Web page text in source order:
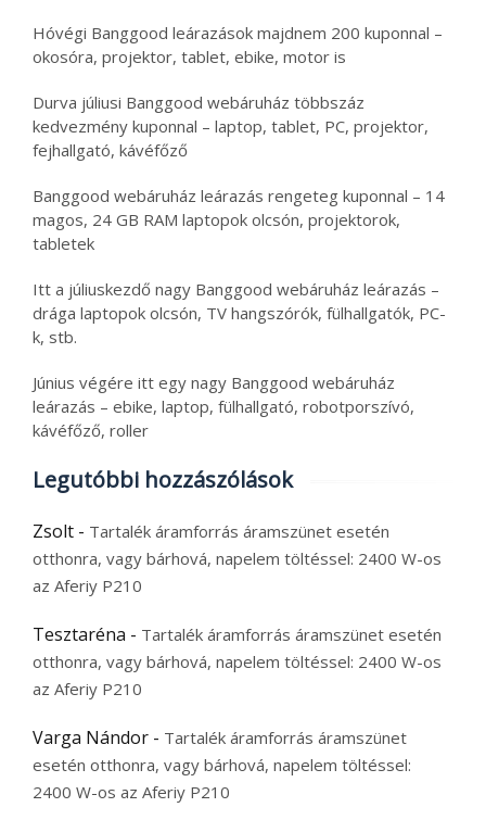
Hóvégi Banggood leárazások majdnem 200 kuponnal –
okosóra, projektor, tablet, ebike, motor is
Durva júliusi Banggood webáruház többszáz
kedvezmény kuponnal – laptop, tablet, PC, projektor,
fejhallgató, kávéfőző
Banggood webáruház leárazás rengeteg kuponnal – 14
magos, 24 GB RAM laptopok olcsón, projektorok,
tabletek
Itt a júliuskezdő nagy Banggood webáruház leárazás –
drága laptopok olcsón, TV hangszórók, fülhallgatók, PC-
k, stb.
Június végére itt egy nagy Banggood webáruház
leárazás – ebike, laptop, fülhallgató, robotporszívó,
kávéfőző, roller
Legutóbbi hozzászólások
Zsolt - Tartalék áramforrás áramszünet esetén
otthonra, vagy bárhová, napelem töltéssel: 2400 W-os
az Aferiy P210
Tesztaréna - Tartalék áramforrás áramszünet esetén
otthonra, vagy bárhová, napelem töltéssel: 2400 W-os
az Aferiy P210
Varga Nándor - Tartalék áramforrás áramszünet
esetén otthonra, vagy bárhová, napelem töltéssel:
2400 W-os az Aferiy P210